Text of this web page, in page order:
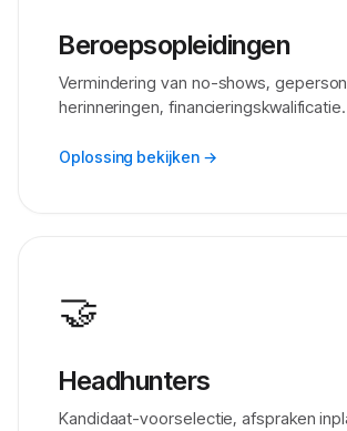
Beroepsopleidingen
Vermindering van no-shows,
herinneringen, financieringskwalificatie.
Oplossing bekijken →
🤝
Headhunters
Kandidaat-voorselectie, afspraken